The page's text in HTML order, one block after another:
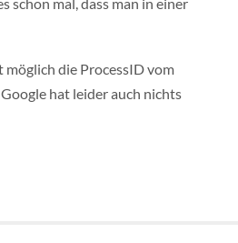
schon mal, dass man in einer
möglich die ProcessID vom
hat leider auch nichts